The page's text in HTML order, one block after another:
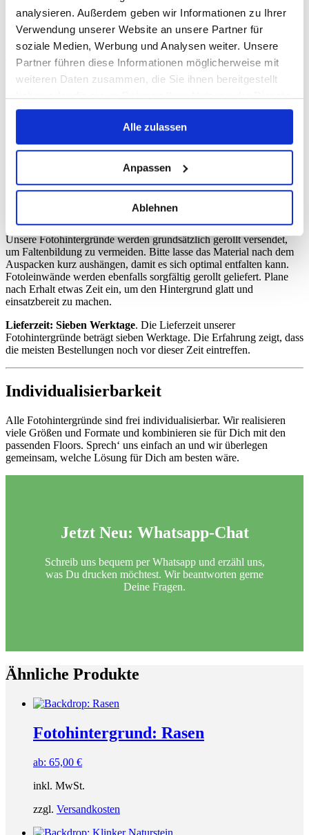
analysieren. Außerdem geben wir Informationen zu Ihrer
Verwendung unserer Website an unsere Partner für
soziale Medien, Werbung und Analysen weiter. Unsere
Partner führen diese Informationen möglicherweise mit
weiteren Daten zusammen, die Sie ihnen bereitgestellt
haben oder die sie im Rahmen Ihrer Nutzung der Dienste
gesammelt haben.
Alle zulassen
Anpassen
Ablehnen
Für langanhaltende beste Ergebnisse bewahre Deine
Fotohintergründe stets gerollt oder plan liegend auf, um Falten und
Knicke zu vermeiden. Vinyl-Hintergründe werden idealerweise
aufgerollt und trocken gelagert. Fotoleinwände sollten ebenfalls
gerollt, jedoch mit einem Schutzpapier zwischen den Lagen,
gelagert werden, um Druckstellen zu vermeiden.
Befestigung im Studio
Hintergrundsystemen oder Klebeband befestigen. Achte bei Vinyl
können. Fotoleinwände profitieren von einer gleichmäßigen
Spannung, damit die Struktur zur Geltung kommt.
Unsere Fotohintergründe werden grundsätzlich gerollt versendet,
um Faltenbildung zu vermeiden. Bitte lasse das Material nach dem
Auspacken kurz aushängen, damit es sich optimal entfalten kann.
Fotoleinwände werden ebenfalls sorgfältig gerollt geliefert. Plane
nach Erhalt etwas Zeit ein, um den Hintergrund glatt und
einsatzbereit zu machen.
Lieferzeit: Sieben Werktage. Die Lieferzeit unserer
Fotohintergründe beträgt sieben Werktage. Die Erfahrung zeigt, dass
die meisten Bestellungen noch vor dieser Zeit eintreffen.
Individualisierbarkeit
Alle Fotohintergründe sind frei individualisierbar. Wir realisieren
viele Größen und Formate und kombinieren sie für Dich mit den
passenden Floors. Sprech‘ uns einfach an und wir überlegen
gemeinsam, welche Lösung für Dich am besten wäre.
Jetzt Neu: Whatsapp-Chat
Schreib uns bequem per Whatsapp und erzähl uns,
was Du drucken möchtest. Wir beantworten gerne
Deine Fragen.
Ähnliche Produkte
Fotohintergrund: Rasen
ab: 65,00 €
inkl. MwSt.
zzgl. Versandkosten